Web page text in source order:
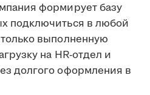
формирует базу
подключиться в любой
выполненную
на HR-отдел и
долгого оформления в